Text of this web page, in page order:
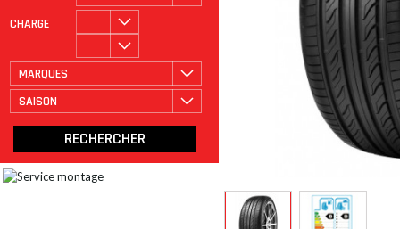
CHARGE
MARQUES
SAISON